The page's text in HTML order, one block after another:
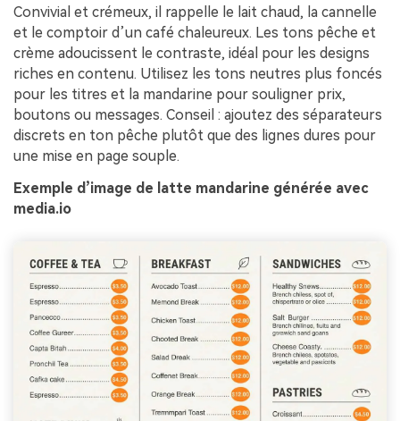
Convivial et crémeux, il rappelle le lait chaud, la cannelle
et le comptoir d’un café chaleureux. Les tons pêche et
crème adoucissent le contraste, idéal pour les designs
riches en contenu. Utilisez les tons neutres plus foncés
pour les titres et la mandarine pour souligner prix,
boutons ou messages. Conseil : ajoutez des séparateurs
discrets en ton pêche plutôt que des lignes dures pour
une mise en page souple.
Exemple d’image de latte mandarine générée avec
media.io